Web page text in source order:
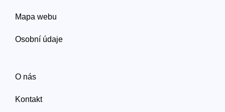
Mapa webu
Osobní údaje
O nás
Kontakt